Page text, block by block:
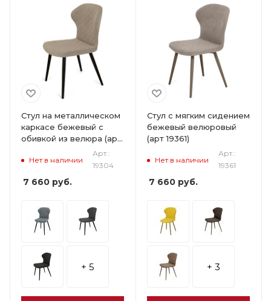
Стул на металлическом
каркасе бежевый с
обивкой из велюра (арт
Нет в наличии
Арт.:
19304
7 660 руб.
+ 5
Стул с мягким сидением
бежевый велюровый
(арт 19361)
Нет в наличии
Арт.:
19361
7 660 руб.
+ 3